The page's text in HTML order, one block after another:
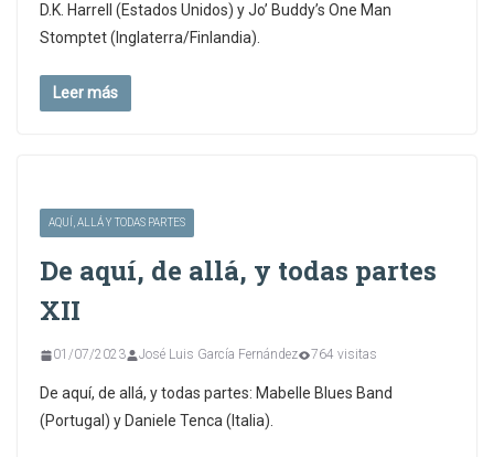
D.K. Harrell (Estados Unidos) y Jo’ Buddy’s One Man
Stomptet (Inglaterra/Finlandia).
Leer más
AQUÍ, ALLÁ Y TODAS PARTES
De aquí, de allá, y todas partes
XII
01/07/2023 José Luis García Fernández 764 visitas
De aquí, de allá, y todas partes: Mabelle Blues Band
(Portugal) y Daniele Tenca (Italia).